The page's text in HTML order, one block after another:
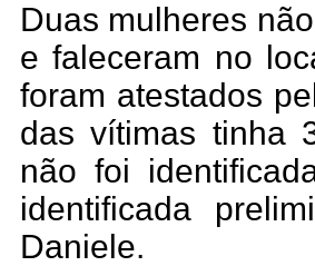
Duas mulheres
e faleceram no
foram atestados
das vítimas tinha
não foi
identificada
Daniele.